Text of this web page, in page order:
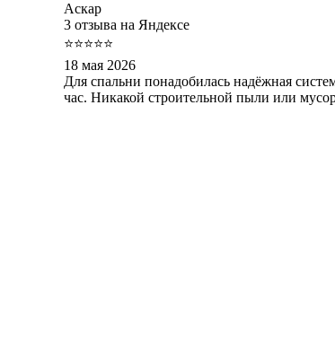
Аскар
3 отзыва на Яндексе
⭐⭐⭐⭐⭐
18 мая 2026
Для спальни понадобилась надёжная
час. Никакой строительной пыли или